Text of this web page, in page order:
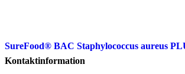
SureFood® BAC Staphylococcus aureus
Kontaktinformation